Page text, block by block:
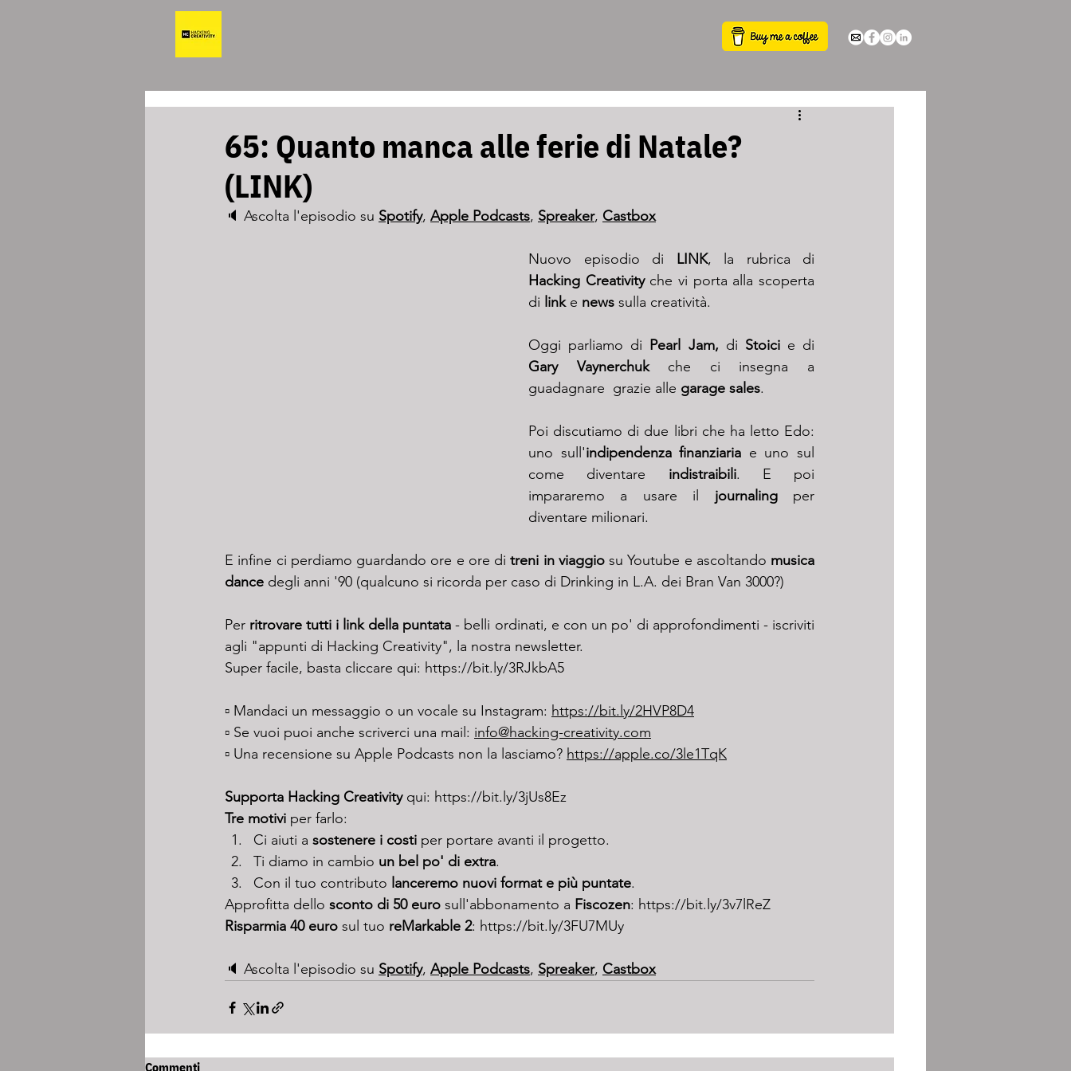
65: Quanto manca alle ferie di Natale?
(LINK)
🔈 Ascolta l'episodio su Spotify, Apple Podcasts, Spreaker, Castbox
Nuovo episodio di LINK
Hacking Creativity che vi porta alla scoperta
di link e news sulla creatività.
Oggi parliamo di Pearl Jam, di Stoici
Gary Vaynerchuk che ci insegna a
guadagnare  grazie alle garage sales.
Poi discutiamo di due libri che ha letto Edo:
uno sull'indipendenza finanziaria e uno sul
come diventare indistraibili. E poi
impararemo a usare il journaling per
diventare milionari.
E infine ci perdiamo guardando ore e ore di treni in viaggio su Youtube e ascoltando musica
dance degli anni '90 (qualcuno si ricorda per caso di Drinking in L.A. dei Bran Van 3000?)
Per ritrovare tutti i link della puntata - belli ordinati, e con un po' di approfondimenti - iscriviti
agli "appunti di Hacking Creativity", la nostra newsletter.
Super facile, basta cliccare qui: https://bit.ly/3RJkbA5
▫️ Mandaci un messaggio o un vocale su Instagram: https://bit.ly/2HVP8D4
▫️ Se vuoi puoi anche scriverci una mail: info@hacking-creativity.com
▫️ Una recensione su Apple Podcasts non la lasciamo? https://apple.co/3le1TqK
Supporta Hacking Creativity qui: https://bit.ly/3jUs8Ez
Tre motivi per farlo:
Ci aiuti a sostenere i costi per portare avanti il progetto.
Ti diamo in cambio un bel po' di extra.
Con il tuo contributo lanceremo nuovi format e più puntate.
Approfitta dello sconto di 50 euro sull'abbonamento a Fiscozen: https://bit.ly/3v7lReZ
Risparmia 40 euro sul tuo reMarkable 2: https://bit.ly/3FU7MUy
🔈 Ascolta l'episodio su Spotify, Apple Podcasts, Spreaker, Castbox
Commenti